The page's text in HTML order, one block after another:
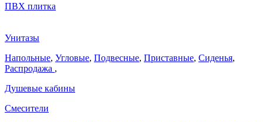
ПВХ плитка
Унитазы
Напольные, Угловые, Подвесные, Приставные, Сиденья,
Распродажа ,
Душевые кабины
Смесители